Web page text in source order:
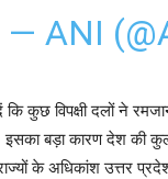
— ANI
कि कुछ विपक्षी दलों ने
इसका बड़ा कारण देश की
के अधिकांश उत्तर